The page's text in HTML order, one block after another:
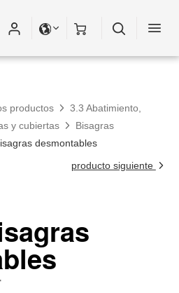
productos
3.3 Abatimiento,
y cubiertas
Bisagras
desmontables
producto siguiente